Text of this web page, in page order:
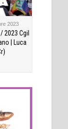
2023
2023 Cgil
| Luca